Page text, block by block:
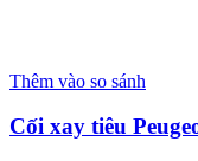
Thêm vào so sánh
Cối xay tiêu